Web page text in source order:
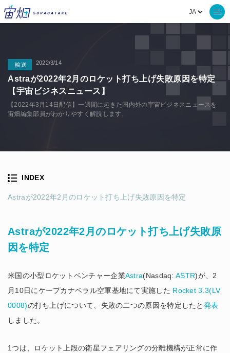
輸送 2022/3/14
Astraが2022年2月のロケット打ち上げ失敗原因を特定
【宇宙ビジネスニュース】
【2022年3月14日配信】一週間に起きた国内外の宇宙ビジネスニュースを
宙畑編集部員がわかりやすく解説します。
Astraが2022年2月のロケット打ち上げ失敗原
因を特定
米国の小型ロケットベンチャー企業Astra(Nasdaq:ASTR)が、2
月10日にケープカナベラル空軍基地にて実施した Rocket 3.3(LV
0008)の打ち上げについて、失敗の二つの原因を特定したと 発表
しました。
1つは、ロケット上段の衛星フェアリングの分離機構が正常に作
INDEX
Astraが2022年2月のロケット打ち上げ失敗原因を特定